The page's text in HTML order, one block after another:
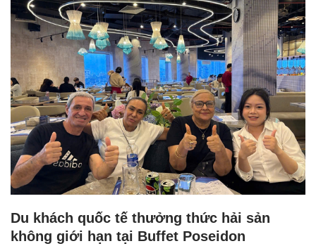
Du khách quốc tế thưởng thức hải sản
không giới hạn tại Buffet Poseidon